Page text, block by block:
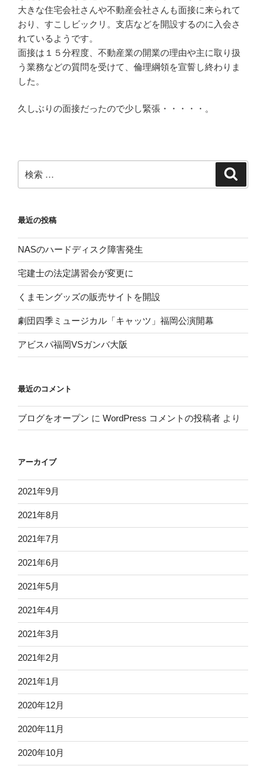
大きな住宅会社さんや不動産会社さんも面接に来られて
おり、すこしビックリ。支店などを開設するのに入会さ
れているようです。
面接は１５分程度、不動産業の開業の理由や主に取り扱
う業務などの質問を受けて、倫理綱領を宣誓し終わりま
した。
久しぶりの面接だったので少し緊張・・・・・。
索:
最近の投稿
NASのハードディスク障害発生
宅建士の法定講習会が変更に
くまモングッズの販売サイトを開設
劇団四季ミュージカル「キャッツ」福岡公演開幕
アビスパ福岡VSガンバ大阪
最近のコメント
ブログをオープン に WordPress コメントの投稿者 より
アーカイブ
2021年9月
2021年8月
2021年7月
2021年6月
2021年5月
2021年4月
2021年3月
2021年2月
2021年1月
2020年12月
2020年11月
2020年10月